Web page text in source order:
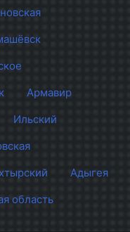
Армавир
Ильский
Адыгея
область